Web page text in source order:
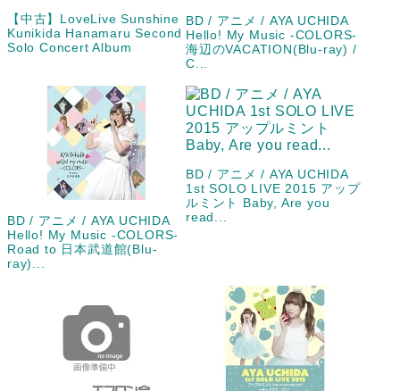
【中古】LoveLive Sunshine
Kunikida Hanamaru Second
Solo Concert Album
BD / アニメ / AYA UCHIDA
Hello! My Music -COLORS-
海辺のVACATION(Blu-ray) /
C...
BD / アニメ / AYA UCHIDA
Hello! My Music -COLORS-
Road to 日本武道館(Blu-
ray)...
BD / アニメ / AYA UCHIDA
1st SOLO LIVE 2015 アップ
ルミント Baby, Are you
read...